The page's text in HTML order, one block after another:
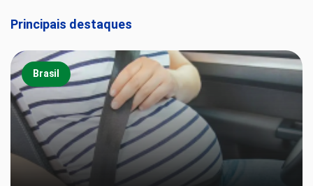
Principais destaques
Brasil